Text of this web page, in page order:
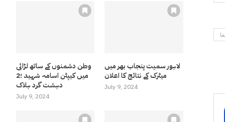
وطن دشمنوں کے ساتھ لڑائی
میں کیپٹن اسامہ شہید ؛2
دہشت گرد ہلاک
July 9, 2024
لاہور سمیت پنجاب بھر میں
میٹرک کے نتائج کا اعلان
July 9, 2024